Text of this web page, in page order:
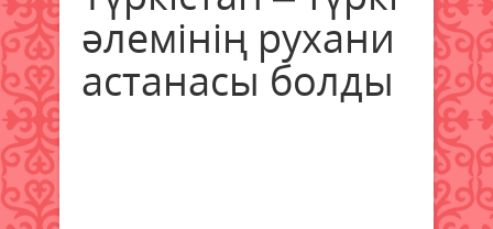
әлемінің рухани
астанасы болды